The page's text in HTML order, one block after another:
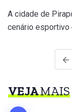
A cidade de
cenário esportivo
VEJAMAIS